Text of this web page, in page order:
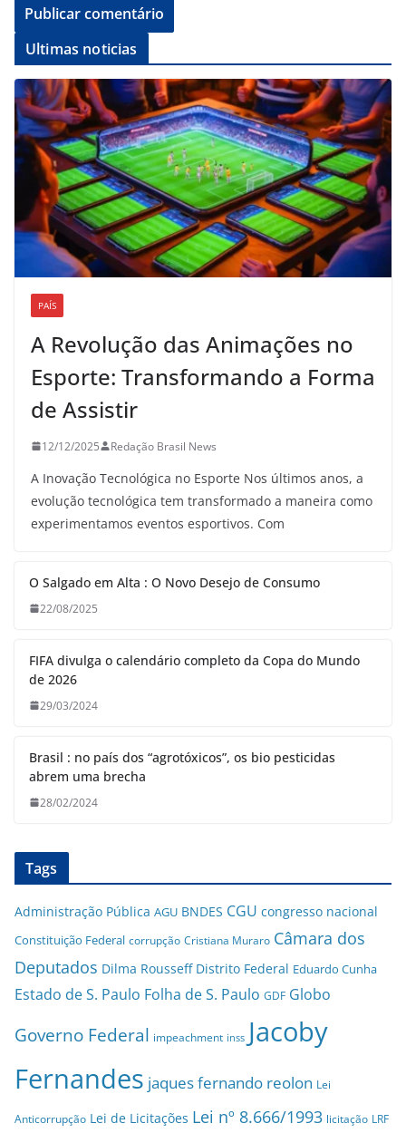
Ultimas noticias
PAÍS
A Revolução das Animações no
Esporte: Transformando a Forma
de Assistir
12/12/2025 Redação Brasil News
A Inovação Tecnológica no Esporte Nos últimos anos, a
evolução tecnológica tem transformado a maneira como
experimentamos eventos esportivos. Com
O Salgado em Alta : O Novo Desejo de Consumo
22/08/2025
FIFA divulga o calendário completo da Copa do Mundo
de 2026
29/03/2024
Brasil : no país dos “agrotóxicos”, os bio pesticidas
abrem uma brecha
28/02/2024
Tags
Administração Pública AGU BNDES CGU congresso nacional
Constituição Federal corrupção Cristiana Muraro Câmara dos
Deputados Dilma Rousseff Distrito Federal Eduardo Cunha
Estado de S. Paulo Folha de S. Paulo GDF Globo
Governo Federal impeachment inss Jacoby
Fernandes jaques fernando reolon Lei
Anticorrupção Lei de Licitações Lei nº 8.666/1993 licitação LRF